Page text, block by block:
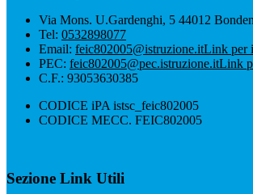
Via Mons. U.Gardenghi, 5 44012
Tel: 0532898077
Email: feic802005@istruzione.itLink per
PEC: feic802005@pec.istruzione.itLink
C.F.: 93053630385
CODICE iPA istsc_feic802005
CODICE MECC. FEIC802005
Sezione Link Utili